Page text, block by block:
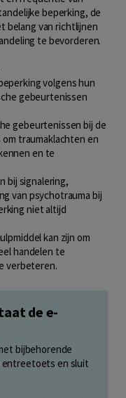
beperking, de
belang van richtlijnen
te bevorderen.
volgens hun
gebeurtenissen
gebeurtenissen bij de
traumaklachten en
en te
bij signalering,
van psychotrauma bij
niet altijd
kan zijn om
handelen te
verbeteren.
de e-
bijbehorende
entreetoets en sluit